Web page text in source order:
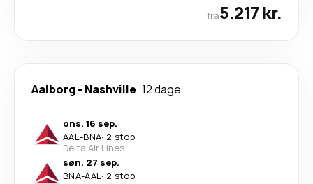
fra5.217 kr.
Aalborg- Nashville 12 dage
ons. 16 sep.
AAL-BNA· 2 stop
Delta Air Lines
søn. 27 sep.
BNA-AAL· 2 stop